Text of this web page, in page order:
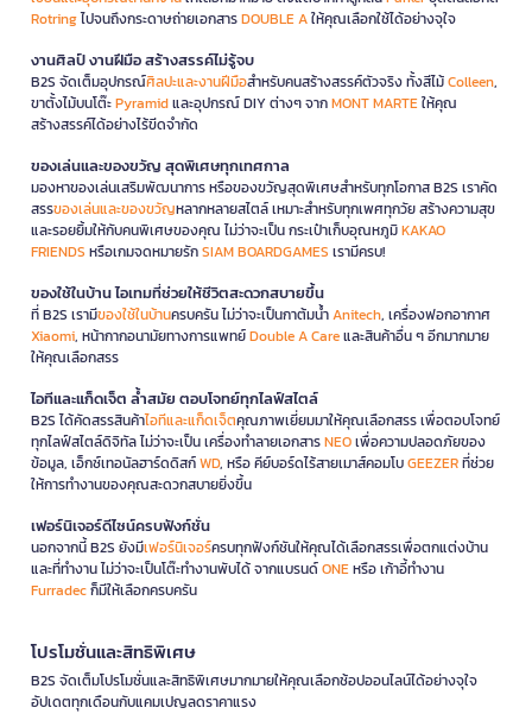
Rotringไปจนถึงกระดาษถ่ายเอกสารDOUBLE Aให้คุณเลือกใช้ได้อย่างจุใจ
งานศิลป์ งานฝีมือ สร้างสรรค์ไม่รู้จบ
B2S จัดเต็มอุปกรณ์ศิลปะและงานฝีมือสำหรับคนสร้างสรรค์ตัวจริง ทั้งสีไม้Colleen,
ขาตั้งไม้บนโต๊ะPyramidและอุปกรณ์ DIY ต่างๆ จากMONT MARTEให้คุณ
สร้างสรรค์ได้อย่างไร้ขีดจำกัด
ของเล่นและของขวัญ สุดพิเศษทุกเทศกาล
มองหาของเล่นเสริมพัฒนาการ หรือของขวัญสุดพิเศษสำหรับทุกโอกาส B2S เราคัด
สรรของเล่นและของขวัญหลากหลายสไตล์ เหมาะสำหรับทุกเพศทุกวัย สร้างความสุข
และรอยยิ้มให้กับคนพิเศษของคุณ ไม่ว่าจะเป็น กระเป๋าเก็บอุณหภูมิKAKAO
FRIENDS หรือเกมจดหมายรักSIAM BOARDGAMES เรามีครบ!
ของใช้ในบ้าน ไอเทมที่ช่วยให้ชีวิตสะดวกสบายขึ้น
ที่ B2S เรามีของใช้ในบ้านครบครัน ไม่ว่าจะเป็นกาต้มน้ำAnitech, เครื่องฟอกอากาศ
Xiaomi, หน้ากากอนามัยทางการแพทย์Double A Careและสินค้าอื่น ๆ อีกมากมาย
ให้คุณเลือกสรร
ไอทีและแก็ดเจ็ต ล้ำสมัย ตอบโจทย์ทุกไลฟ์สไตล์
B2S ได้คัดสรรสินค้าไอทีและแก็ดเจ็ตคุณภาพเยี่ยมมาให้คุณเลือกสรร เพื่อตอบโจทย์
ทุกไลฟ์สไตล์ดิจิทัล ไม่ว่าจะเป็น เครื่องทำลายเอกสารNEOเพื่อความปลอดภัยของ
ข้อมูล, เอ็กซ์เทอนัลฮาร์ดดิสก์WD, หรือ คีย์บอร์ดไร้สายเมาส์คอมโบGEEZERที่ช่วย
ให้การทำงานของคุณสะดวกสบายยิ่งขึ้น
เฟอร์นิเจอร์ดีไซน์ครบฟังก์ชั่น
นอกจากนี้ B2S ยังมีเฟอร์นิเจอร์ครบทุกฟังก์ชันให้คุณได้เลือกสรรเพื่อตกแต่งบ้าน
และที่ทำงาน ไม่ว่าจะเป็นโต๊ะทำงานพับได้ จากแบรนด์ONEหรือ เก้าอี้ทำงาน
Furradecก็มีให้เลือกครบครัน
โปรโมชั่นและสิทธิพิเศษ
B2S จัดเต็มโปรโมชั่นและสิทธิพิเศษมากมายให้คุณเลือกช้อปออนไลน์ได้อย่างจุใจ
อัปเดตทุกเดือนกับแคมเปญลดราคาแรง